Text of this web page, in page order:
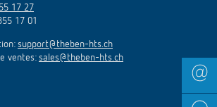
17 27
17 01
support@theben-hts.ch
ventes: sales@theben-hts.ch